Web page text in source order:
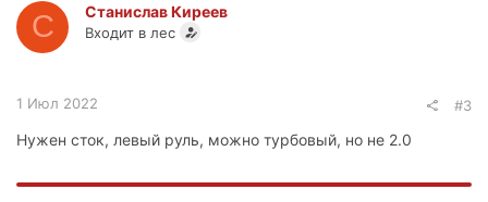
С Станислав Киреев
Входит в лес
1 Июл 2022 #3
Нужен сток, левый руль, можно турбовый, но не 2.0